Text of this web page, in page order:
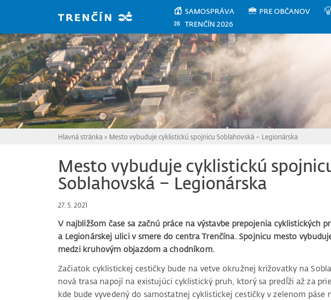
SAMOSPRÁVA PRE OBČANOV
TRENČÍN 2026
Hlavná stránka > Mesto vybuduje cyklistickú spojnicu Soblahovská – Legionárska
Mesto vybuduje cyklistickú
Soblahovská – Legionárska
27. 5. 2021
V najbližšom čase sa začnú práce na výstavbe prepojenia cyklistických
a Legionárskej ulici v smere do centra Trenčína. Spojnicu mesto
medzi kruhovým objazdom a chodníkom.
Začiatok cyklistickej cestičky bude na vetve okružnej križovatky na
nová trasa napojí na existujúci cyklistický pruh, ktorý sa predĺži až za
kde bude vyvedený do samostatnej cyklistickej cestičky v zelenom páse